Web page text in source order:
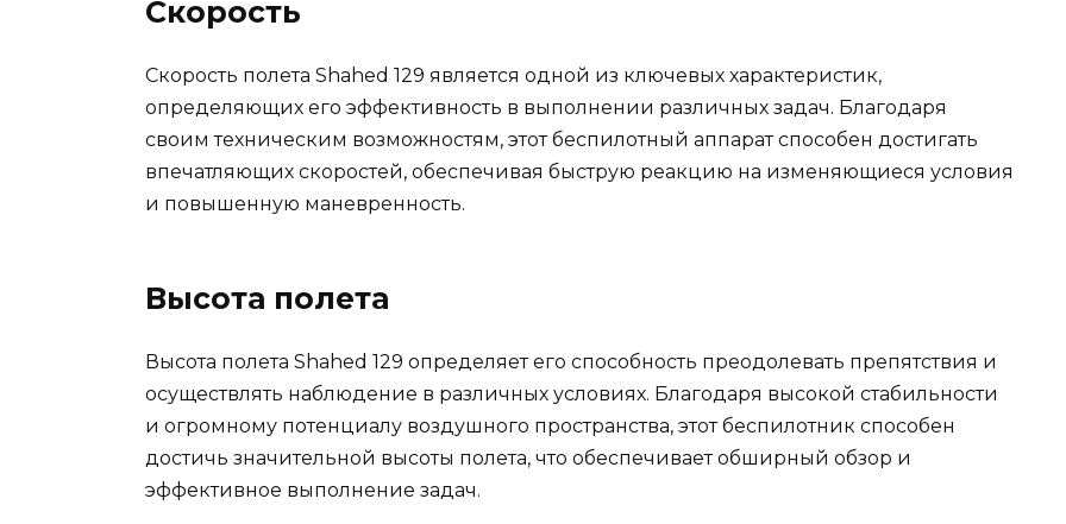
Скорость
Скорость полета Shahed 129 является одной из ключевых характеристик,
определяющих его эффективность в выполнении различных задач. Благодаря
своим техническим возможностям, этот беспилотный аппарат способен достигать
впечатляющих скоростей, обеспечивая быструю реакцию на изменяющиеся условия
и повышенную маневренность.
Высота полета
Высота полета Shahed 129 определяет его способность преодолевать препятствия и
осуществлять наблюдение в различных условиях. Благодаря высокой стабильности
и огромному потенциалу воздушного пространства, этот беспилотник способен
достичь значительной высоты полета, что обеспечивает обширный обзор и
эффективное выполнение задач.